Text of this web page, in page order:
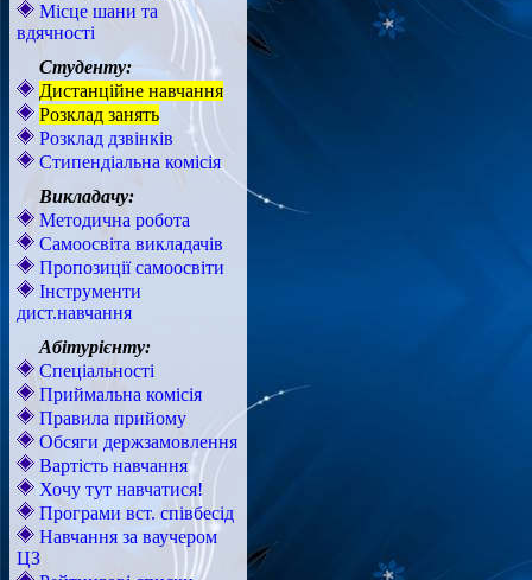
Місце шани та
вдячності
Студенту:
Дистанційне навчання
Розклад занять
Розклад дзвінків
Стипендіальна комісія
Викладачу:
Методична робота
Самоосвіта викладачів
Пропозиції самоосвіти
Інструменти
дист.навчання
Абітурієнту:
Спеціальності
Приймальна комісія
Правила прийому
Обсяги держзамовлення
Вартість навчання
Хочу тут навчатися!
Програми вст. співбесід
Навчання за ваучером
ЦЗ